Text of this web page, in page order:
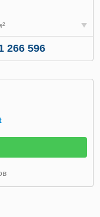
266 596